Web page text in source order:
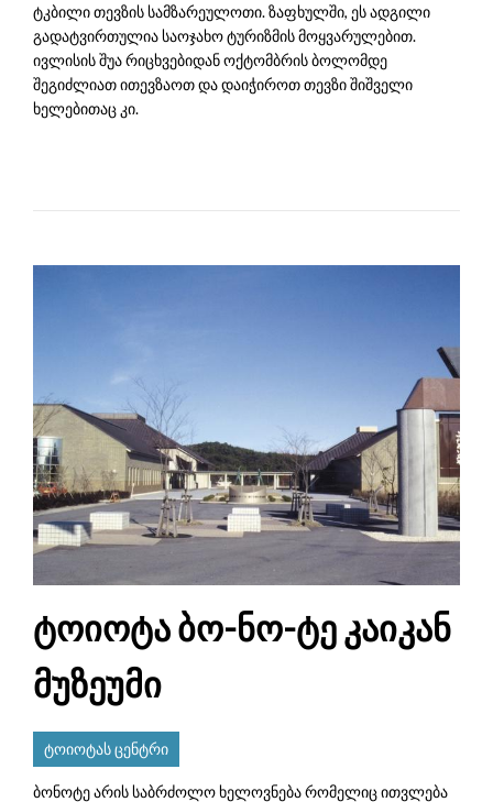
ტკბილი თევზის სამზარეულოთი. ზაფხულში, ეს ადგილი
გადატვირთულია საოჯახო ტურიზმის მოყვარულებით.
ივლისის შუა რიცხვებიდან ოქტომბრის ბოლომდე
შეგიძლიათ ითევზაოთ და დაიჭიროთ თევზი შიშველი
ხელებითაც კი.
ტოიოტა ბო-ნო-ტე კაიკან
მუზეუმი
ტოიოტას ცენტრი
ბონოტე არის საბრძოლო ხელოვნება რომელიც ითვლება